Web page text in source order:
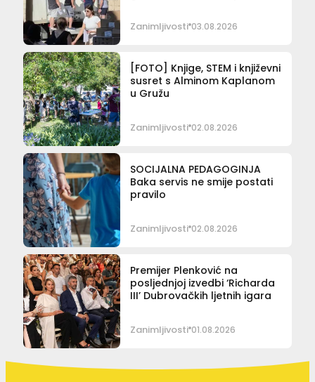
Zanimljivosti 03.08.2026
[FOTO] Knjige, STEM i književni
susret s Alminom Kaplanom
u Gružu
Zanimljivosti 02.08.2026
SOCIJALNA PEDAGOGINJA
Baka servis ne smije postati
pravilo
Zanimljivosti 02.08.2026
Premijer Plenković na
posljednjoj izvedbi ‘Richarda
III’ Dubrovačkih ljetnih igara
Zanimljivosti 01.08.2026